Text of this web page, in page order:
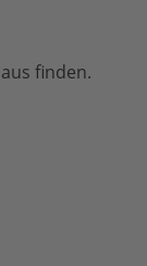
finden.